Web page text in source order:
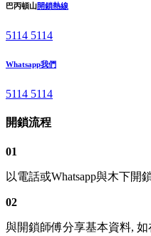
巴丙頓山開鎖熱線
5114 5114
Whatsapp我們
5114 5114
開鎖流程
01
以電話或Whatsapp與木下開
02
與開鎖師傅分享基本資料,